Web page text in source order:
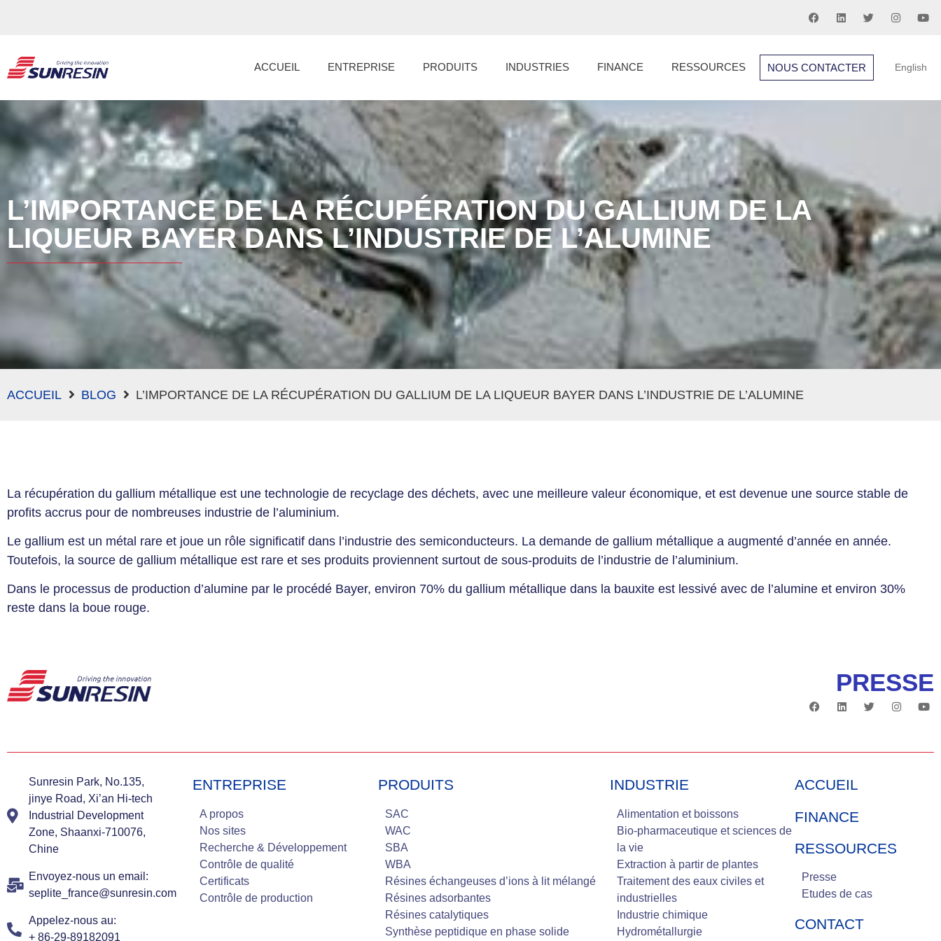
ACCUEIL ENTREPRISE PRODUITS INDUSTRIES FINANCE RESSOURCES NOUS CONTACTER English
L’IMPORTANCE DE LA RÉCUPÉRATION DU GALLIUM DE LA
LIQUEUR BAYER DANS L’INDUSTRIE DE L’ALUMINE
ACCUEIL BLOG L’IMPORTANCE DE LA RÉCUPÉRATION DU GALLIUM DE LA LIQUEUR BAYER DANS L’INDUSTRIE DE L’ALUMINE
La récupération du gallium métallique est une technologie de recyclage des déchets, avec une meilleure valeur économique, et est devenue une source stable de
profits accrus pour de nombreuses industrie de l’aluminium.
Le gallium est un métal rare et joue un rôle significatif dans l’industrie des semiconducteurs. La demande de gallium métallique a augmenté d’année en année.
Toutefois, la source de gallium métallique est rare et ses produits proviennent surtout de sous-produits de l’industrie de l’aluminium.
Dans le processus de production d’alumine par le procédé Bayer, environ 70% du gallium métallique dans la bauxite est lessivé avec de l’alumine et environ 30%
reste dans la boue rouge.
PRESSE
Sunresin Park, No.135,
jinye Road, Xi’an Hi-tech
Industrial Development
Zone, Shaanxi-710076,
Chine
Envoyez-nous un email:
seplite_france@sunresin.com
Appelez-nous au:
+ 86-29-89182091
ENTREPRISE
A propos
Nos sites
Recherche & Développement
Contrôle de qualité
Certificats
Contrôle de production
PRODUITS
SAC
WAC
SBA
WBA
Résines échangeuses d’ions à lit mélangé
Résines adsorbantes
Résines catalytiques
Synthèse peptidique en phase solide
INDUSTRIE
Alimentation et boissons
Bio-pharmaceutique et sciences de
la vie
Extraction à partir de plantes
Traitement des eaux civiles et
industrielles
Industrie chimique
Hydrométallurgie
ACCUEIL
FINANCE
RESSOURCES
Presse
Etudes de cas
CONTACT